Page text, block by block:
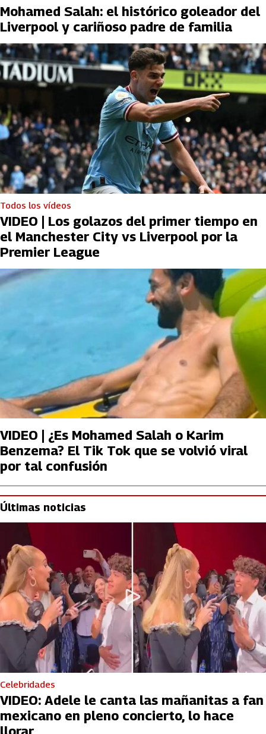
Mohamed Salah: el histórico goleador del
Liverpool y cariñoso padre de familia
Todos los vídeos
VIDEO | Los golazos del primer tiempo en
el Manchester City vs Liverpool por la
Premier League
VIDEO | ¿Es Mohamed Salah o Karim
Benzema? El Tik Tok que se volvió viral
por tal confusión
Últimas noticias
Celebridades
VIDEO: Adele le canta las mañanitas a fan
mexicano en pleno concierto, lo hace
llorar